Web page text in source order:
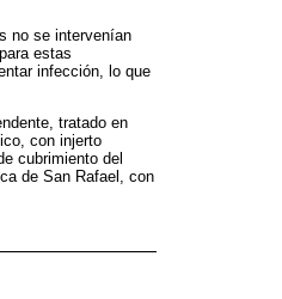
no se intervenían
estas
infección, lo que
tratado en
con injerto
cubrimiento del
de San Rafael, con